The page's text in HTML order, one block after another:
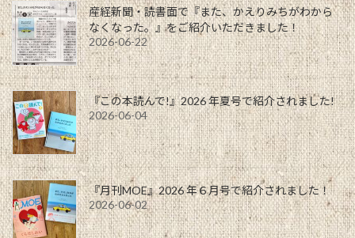
産経新聞・読書面で『また、かえりみちがわから
なくなった。』をご紹介いただきました！
2026-06-22
『この本読んで!』2026 年夏号で紹介されました!
2026-06-04
『月刊MOE』2026 年６月号で紹介されました！
2026-06-02